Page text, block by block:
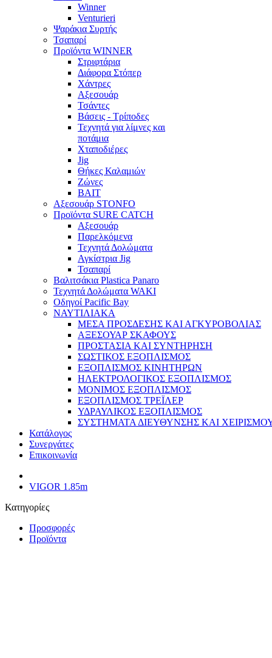
Winner
Venturieri
Ψαράκια Συρτής
Τσαπαρί
Προϊόντα WINNER
Στριφτάρια
Διάφορα Στόπερ
Χάντρες
Αξεσουάρ
Τσάντες
Βάσεις - Τρίποδες
Τεχνητά για λίμνες και
ποτάμια
Χταποδιέρες
Jig
Θήκες Καλαμιών
Ζώνες
BAIT
Αξεσουάρ STONFO
Προϊόντα SURE CATCH
Αξεσουάρ
Παρελκόμενα
Τεχνητά Δολώματα
Αγκίστρια Jig
Τσαπαρί
Βαλιτσάκια Plastica Panaro
Τεχνητά Δολώματα WAKI
Οδηγοί Pacific Bay
ΝΑΥΤΙΛΙΑΚΑ
ΜΕΣΑ ΠΡΟΣΔΕΣΗΣ ΚΑΙ ΑΓΚΥΡΟΒΟΛΙΑΣ
ΑΞΕΣΟΥΑΡ ΣΚΑΦΟΥΣ
ΠΡΟΣΤΑΣΙΑ ΚΑΙ ΣΥΝΤΗΡΗΣΗ
ΣΩΣΤΙΚΟΣ ΕΞΟΠΛΙΣΜΟΣ
ΕΞΟΠΛΙΣΜΟΣ ΚΙΝΗΤΗΡΩΝ
ΗΛΕΚΤΡΟΛΟΓΙΚΟΣ ΕΞΟΠΛΙΣΜΟΣ
ΜΟΝΙΜΟΣ ΕΞΟΠΛΙΣΜΟΣ
ΕΞΟΠΛΙΣΜΟΣ ΤΡΕΪΛΕΡ
ΥΔΡΑΥΛΙΚΟΣ ΕΞΟΠΛΙΣΜΟΣ
ΣΥΣΤΗΜΑΤΑ ΔΙΕΥΘΥΝΣΗΣ ΚΑΙ
Κατάλογος
Συνεργάτες
Επικοινωνία
VIGOR 1.85m
Κατηγορίες
Προσφορές
Προϊόντα